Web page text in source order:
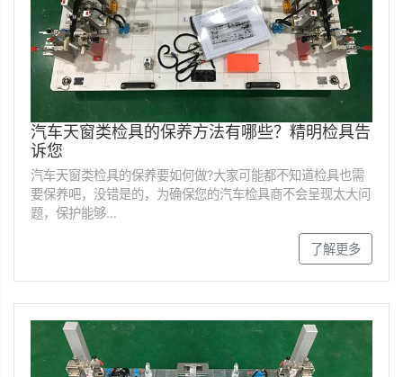
汽车天窗类检具的保养方法有哪些？精明检具告
诉您
汽车天窗类检具的保养要如何做?大家可能都不知道检具也需
要保养吧，没错是的，为确保您的汽车检具商不会呈现太大问
题，保护能够…
了解更多